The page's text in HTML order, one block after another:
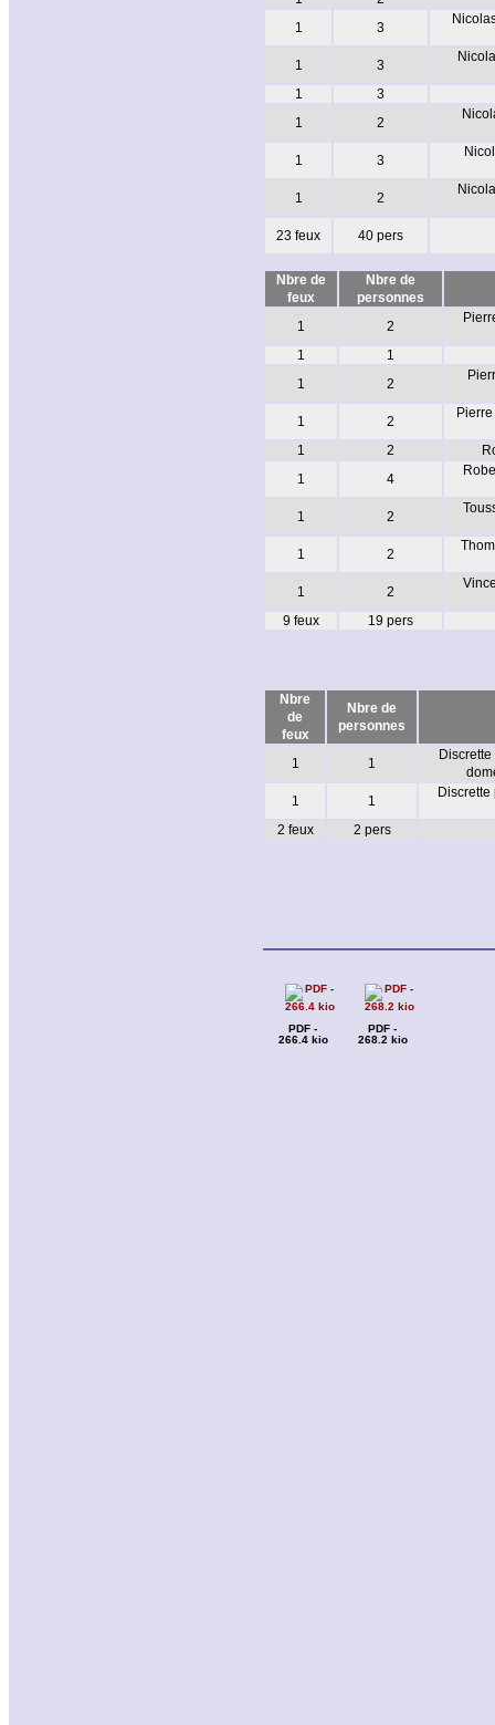
1
3
1 3
1
3
1
2
1 3
1 2
23 feux 40 pers
Nbre de
feux
Nbre de
personnes
1
2
1
1
1
2
1 2
1 2
1
4
1 2
1 2
1 2
9 feux 19 pers
Nbre
de
feux
Nbre de
personnes
1 1
1
1
2 feux 2 pers
PDF -
266.4 kio
PDF -
268.2 kio